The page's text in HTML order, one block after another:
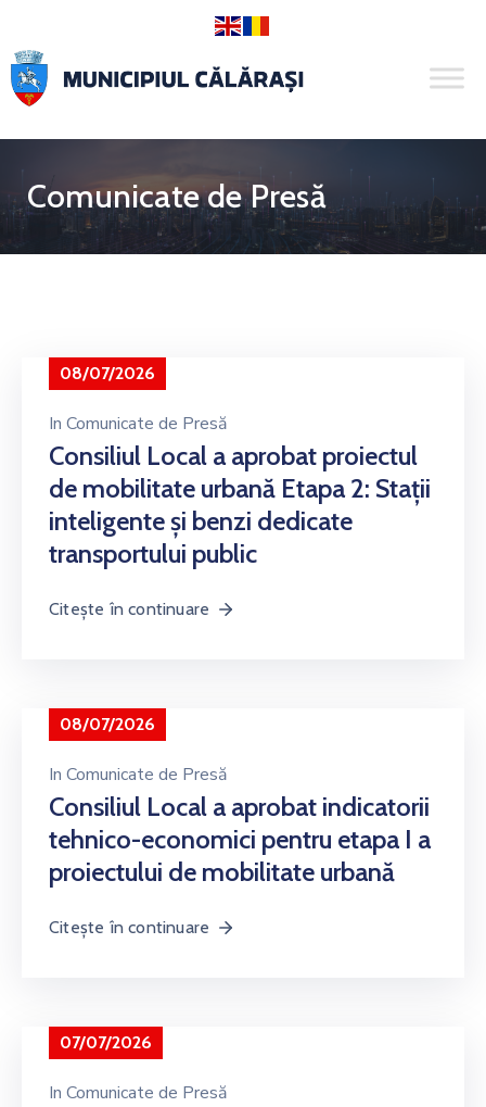
Comunicate de Presă
08/07/2026
In Comunicate de Presă
Consiliul Local a aprobat proiectul
de mobilitate urbană Etapa 2: Stații
inteligente și benzi dedicate
transportului public
Citește în continuare
08/07/2026
In Comunicate de Presă
Consiliul Local a aprobat indicatorii
tehnico-economici pentru etapa I a
proiectului de mobilitate urbană
Citește în continuare
07/07/2026
In Comunicate de Presă